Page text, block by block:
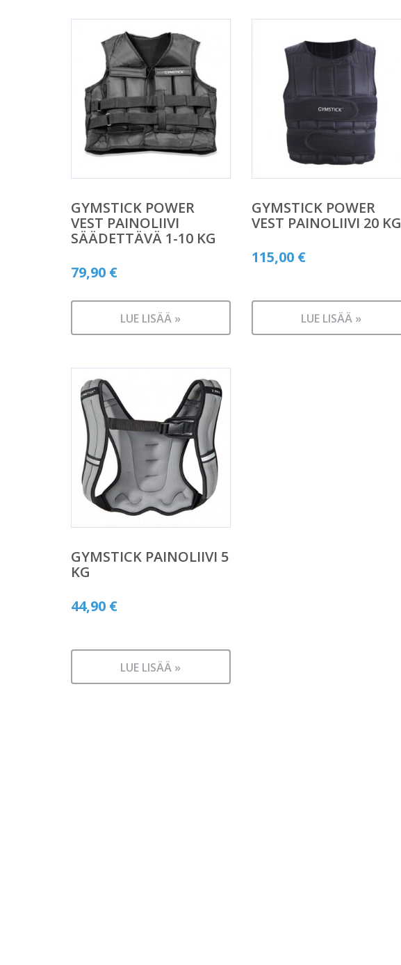
GYMSTICK POWER
VEST PAINOLIIVI
SÄÄDETTÄVÄ 1-10 KG
79,90 €
LUE LISÄÄ »
GYMSTICK POWER
VEST PAINOLIIVI 20 KG
115,00 €
LUE LISÄÄ »
GYMSTICK PAINOLIIVI 5
KG
44,90 €
LUE LISÄÄ »